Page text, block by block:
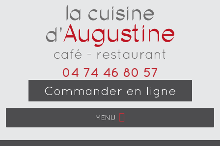
04 74 46 80 57
Commander en ligne
MENU